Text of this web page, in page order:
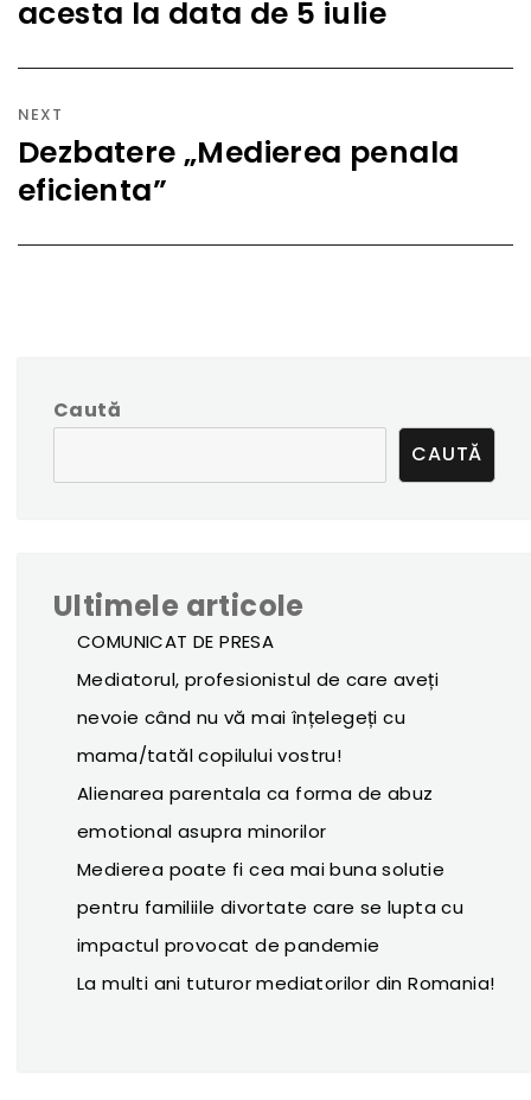
post:
acesta la data de 5 iulie
NEXT
Next
post:
Dezbatere „Medierea penala
eficienta”
Caută
CAUTĂ
Ultimele articole
COMUNICAT DE PRESA
Mediatorul, profesionistul de care aveți
nevoie când nu vă mai înțelegeți cu
mama/tatăl copilului vostru!
Alienarea parentala ca forma de abuz
emotional asupra minorilor
Medierea poate fi cea mai buna solutie
pentru familiile divortate care se lupta cu
impactul provocat de pandemie
La multi ani tuturor mediatorilor din Romania!